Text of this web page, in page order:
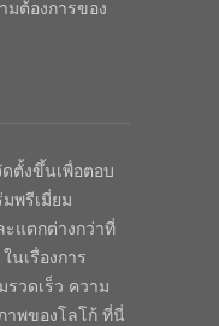
มต้องการของ
ตั้งขึ้นเพื่อตอบ
พรีเมี่ยม
แตกต่างกว่าที่
นเรื่องการ
วดเร็ว ความ
าพของโลโก้ ที่นี่